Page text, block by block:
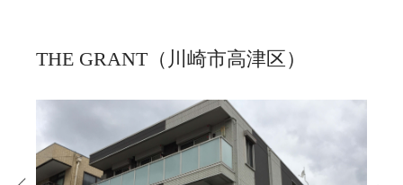
THE GRANT（川崎市高津区）